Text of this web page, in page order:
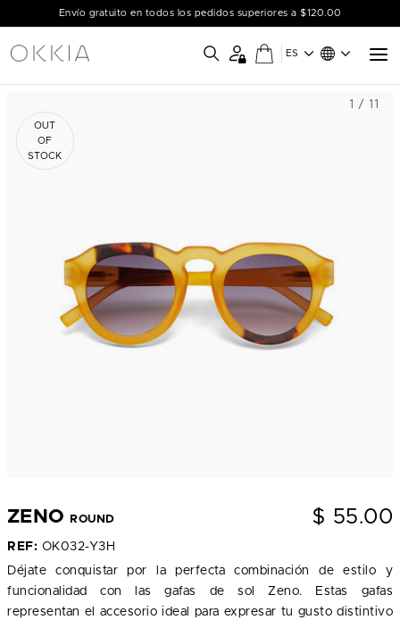
Envío gratuito en todos los pedidos superiores a $120.00
ES
OUT
OF
STOCK
1 / 11
ZENO ROUND $ 55.00
REF: OK032-Y3H
Déjate conquistar por la perfecta combinación de estilo y
funcionalidad con las gafas de sol Zeno. Estas gafas
representan el accesorio ideal para expresar tu gusto distintivo